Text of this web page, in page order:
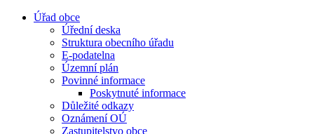
Úřad obce
Úřední deska
Struktura obecního úřadu
E-podatelna
Územní plán
Povinné informace
Poskytnuté informace
Důležité odkazy
Oznámení OÚ
Zastupitelstvo obce